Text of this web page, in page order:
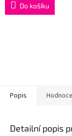
Do košíku
Popis
Detailní popis